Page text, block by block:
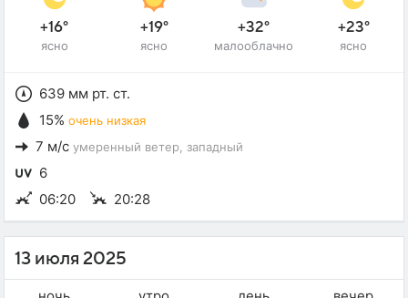
+16°
ясно
+19°
ясно
+32°
малооблачно
+23°
ясно
639 мм рт. ст.
15% очень низкая
7 м/с умеренный ветер , западный
6
06:20
20:28
13 июля 2025